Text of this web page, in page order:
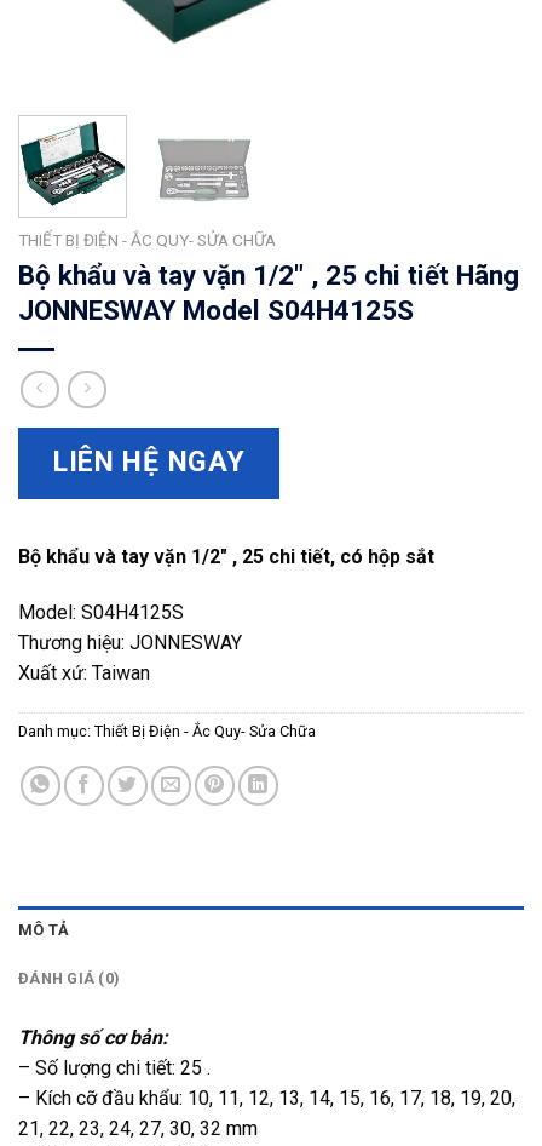
THIẾT BỊ ĐIỆN - ẮC QUY- SỬA CHỮA
Bộ khẩu và tay vặn 1/2″ , 25 chi tiết Hãng
JONNESWAY Model S04H4125S
LIÊN HỆ NGAY
Bộ khẩu và tay vặn 1/2″ , 25 chi tiết, có hộp sắt
Model: S04H4125S
Thương hiệu: JONNESWAY
Xuất xứ: Taiwan
Danh mục: Thiết Bị Điện - Ắc Quy- Sửa Chữa
MÔ TẢ
ĐÁNH GIÁ (0)
Thông số cơ bản:
– Số lượng chi tiết: 25 .
– Kích cỡ đầu khẩu: 10, 11, 12, 13, 14, 15, 16, 17, 18, 19, 20,
21, 22, 23, 24, 27, 30, 32 mm